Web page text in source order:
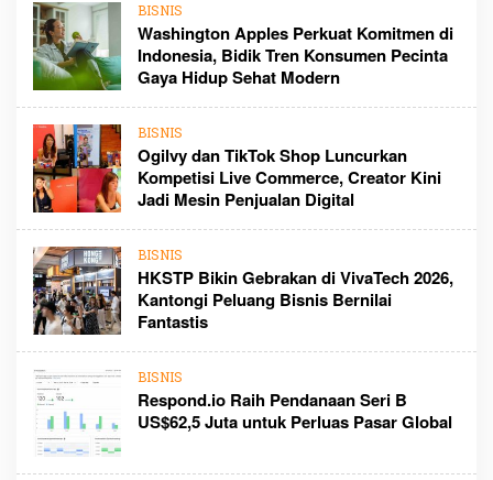
BISNIS
Washington Apples Perkuat Komitmen di
Indonesia, Bidik Tren Konsumen Pecinta
Gaya Hidup Sehat Modern
BISNIS
Ogilvy dan TikTok Shop Luncurkan
Kompetisi Live Commerce, Creator Kini
Jadi Mesin Penjualan Digital
BISNIS
HKSTP Bikin Gebrakan di VivaTech 2026,
Kantongi Peluang Bisnis Bernilai
Fantastis
BISNIS
Respond.io Raih Pendanaan Seri B
US$62,5 Juta untuk Perluas Pasar Global